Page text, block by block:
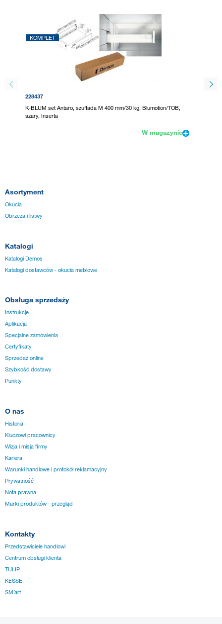
KOMPLET
228437
K-BLUM set Antaro, szuflada M 400 mm/30 kg, Blumotion/TOB,
szary, Inserta
W magazynie
Asortyment
Okucia
Obrzeża i listwy
Katalogi
Katalogi Demos
Katalogi dostawców - okucia meblowe
Obsługa sprzedaży
Instrukcje
Aplikacja
Specjalne zamówienia
Certyfikaty
Sprzedaż online
Szybkość dostawy
Punkty
O nas
Historia
Kluczowi pracownicy
Wizja i misja firmy
Kariera
Warunki handlowe i protokół reklamacyjny
Prywatność
Nota prawna
Marki produktów - przegląd
Kontakty
Przedstawiciele handlowi
Centrum obsługi klienta
TULIP
KESSE
SM´art